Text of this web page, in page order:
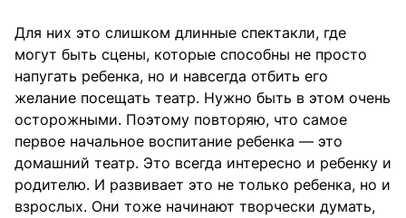
Для них это слишком длинные спектакли, где
могут быть сцены, которые способны не просто
напугать ребенка, но и навсегда отбить его
желание посещать театр. Нужно быть в этом очень
осторожными. Поэтому повторяю, что самое
первое начальное воспитание ребенка — это
домашний театр. Это всегда интересно и ребенку и
родителю. И развивает это не только ребенка, но и
взрослых. Они тоже начинают творчески думать,